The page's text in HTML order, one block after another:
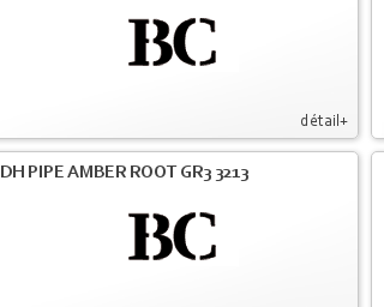
détail+
DH PIPE AMBER ROOT GR3 3213